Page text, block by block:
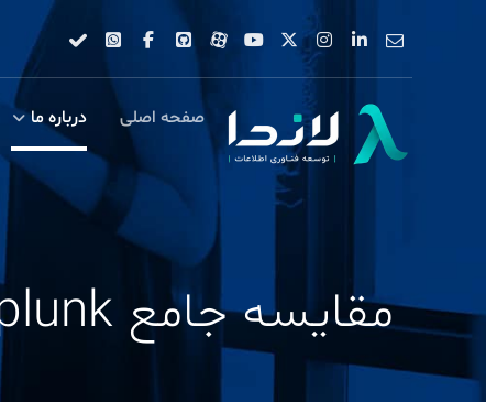
صفحه اصلی درباره ما